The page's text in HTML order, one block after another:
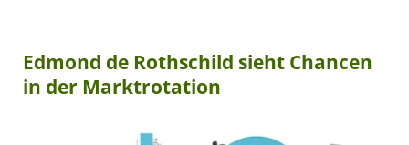
Edmond de Rothschild sieht Chancen
in der Marktrotation